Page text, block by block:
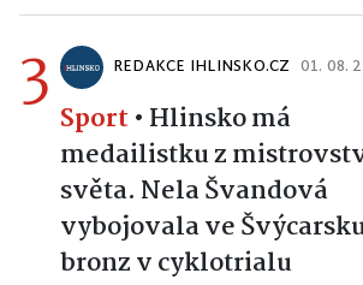
3 REDAKCE IHLINSKO.CZ 01. 08.
Sport • Hlinsko má
medailistku z
světa. Nela Švandová
vybojovala ve
bronz v cyklotrialu